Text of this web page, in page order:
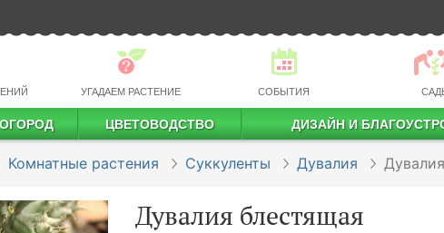
УГАДАЕМ РАСТЕНИЕ СОБЫТИЯ
ЦВЕТОВОДСТВО ДИЗАЙН И
Комнатные растения Суккуленты Дувалия
Дувалия блестящая